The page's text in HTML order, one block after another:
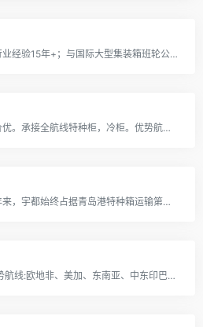
公司团队重大件领域行业经验15年+；与国际大型集装箱班轮公司，件杂货船东，滚装船东拥有广泛而深入的战略合作。
深耕特种柜十余年，价优。承接全航线特种柜，冷柜。优势航线：澳洲，中东，印巴，南美，东南亚，欧洲地中海。
老牌特种柜专家，十年来，宇都始终占据青岛港特种箱运输第一名的位置，平均年运输特种集装箱货物4000余个。公司自有特种集装箱186个，全国第一。
特种柜一站式服务!优势航线:欧地非、美加、东南亚、中东印巴，公司拥有10年操作经验，自营大件拆装仓库，自营大件车队，绑扎团队，包装团队。